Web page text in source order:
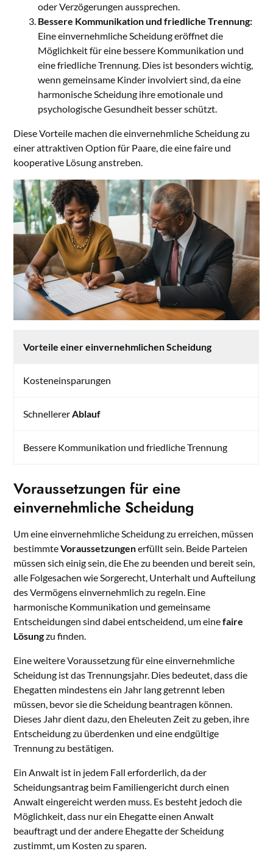
oder Verzögerungen aussprechen.
Bessere Kommunikation und friedliche Trennung:
Eine einvernehmliche Scheidung eröffnet die
Möglichkeit für eine bessere Kommunikation und
eine friedliche Trennung. Dies ist besonders wichtig,
wenn gemeinsame Kinder involviert sind, da eine
harmonische Scheidung ihre emotionale und
psychologische Gesundheit besser schützt.
Diese Vorteile machen die einvernehmliche Scheidung zu
einer attraktiven Option für Paare, die eine faire und
kooperative Lösung anstreben.
Vorteile einer einvernehmlichen Scheidung
Kosteneinsparungen
SchnellererAblauf
Bessere Kommunikation und friedliche Trennung
Voraussetzungen für eine
einvernehmliche Scheidung
Um eine einvernehmliche Scheidung zu erreichen, müssen
bestimmteVoraussetzungenerfüllt sein. Beide Parteien
müssen sich einig sein, die Ehe zu beenden und bereit sein,
alle Folgesachen wie Sorgerecht, Unterhalt und Aufteilung
des Vermögens einvernehmlich zu regeln. Eine
harmonische Kommunikation und gemeinsame
Entscheidungen sind dabei entscheidend, um einefaire
Lösungzu finden.
Eine weitere Voraussetzung für eine einvernehmliche
Scheidung ist das Trennungsjahr. Dies bedeutet, dass die
Ehegatten mindestens ein Jahr lang getrennt leben
müssen, bevor sie die Scheidung beantragen können.
Dieses Jahr dient dazu, den Eheleuten Zeit zu geben, ihre
Entscheidung zu überdenken und eine endgültige
Trennung zu bestätigen.
Ein Anwalt ist in jedem Fall erforderlich, da der
Scheidungsantrag beim Familiengericht durch einen
Anwalt eingereicht werden muss. Es besteht jedoch die
Möglichkeit, dass nur ein Ehegatte einen Anwalt
beauftragt und der andere Ehegatte der Scheidung
zustimmt, um Kosten zu sparen.